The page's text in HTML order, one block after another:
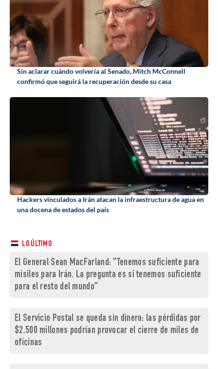
Sin aclarar cuándo volvería al Senado, Mitch McConnell
confirmó que seguirá la recuperación desde su casa
Hackers vinculados a Irán atacan la infraestructura de agua en
una docena de estados del país
LO ÚLTIMO
El General Sean MacFarland: "Tenemos suficiente para
misiles para Irán. La pregunta es si tenemos suficiente
para el resto del mundo"
El Servicio Postal se queda sin dinero: las pérdidas por
$2.500 millones podrían provocar el cierre de miles de
oficinas